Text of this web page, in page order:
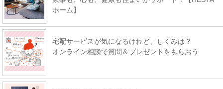
ホーム】
宅配サービスが気になるけれど、しくみは？
オンライン相談で質問＆プレゼントをもらおう